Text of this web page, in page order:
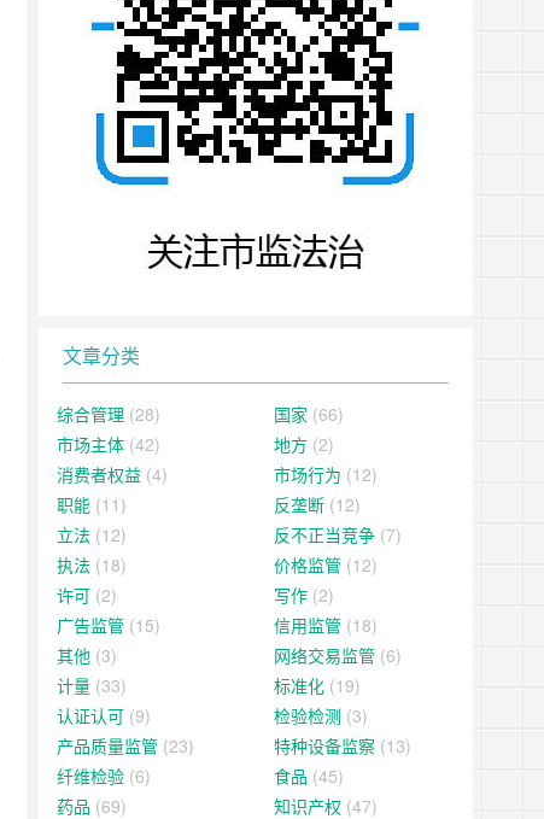
文章分类
综合管理 (28) 国家 (66)
市场主体 (42) 地方 (2)
消费者权益 (4) 市场行为 (12)
职能 (11) 反垄断 (12)
立法 (12) 反不正当竞争 (7)
执法 (18) 价格监管 (12)
许可 (2) 写作 (2)
广告监管 (15) 信用监管 (18)
其他 (3) 网络交易监管 (6)
计量 (33) 标准化 (19)
认证认可 (9) 检验检测 (3)
产品质量监管 (23) 特种设备监察 (13)
纤维检验 (6) 食品 (45)
药品 (69) 知识产权 (47)